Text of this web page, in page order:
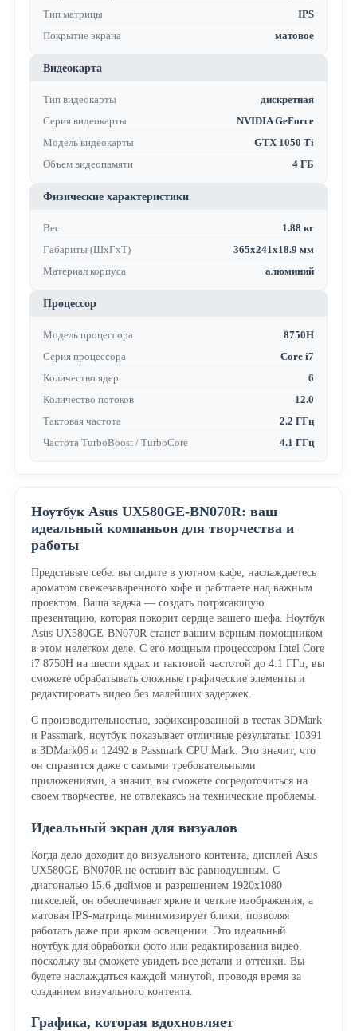
Тип матрицы
IPS
Покрытие экрана
матовое
Видеокарта
Тип видеокарты
дискретная
Серия видеокарты
NVIDIA GeForce
Модель видеокарты
GTX 1050 Ti
Объем видеопамяти
4 ГБ
Физические характеристики
Вес
1.88 кг
Габариты (ШхГхТ)
365x241x18.9 мм
Материал корпуса
алюминий
Процессор
Модель процессора
8750H
Серия процессора
Core i7
Количество ядер
6
Количество потоков
12.0
Тактовая частота
2.2 ГГц
Частота TurboBoost / TurboCore
4.1 ГГц
Ноутбук Asus UX580GE-BN070R: ваш
идеальный компаньон для творчества и
работы
Представьте себе: вы сидите в уютном кафе, наслаждаетесь
ароматом свежезаваренного кофе и работаете над важным
проектом. Ваша задача — создать потрясающую
презентацию, которая покорит сердце вашего шефа. Ноутбук
Asus UX580GE-BN070R станет вашим верным помощником
в этом нелегком деле. С его мощным процессором Intel Core
i7 8750H на шести ядрах и тактовой частотой до 4.1 ГГц, вы
сможете обрабатывать сложные графические элементы и
редактировать видео без малейших задержек.
С производительностью, зафиксированной в тестах 3DMark
и Passmark, ноутбук показывает отличные результаты: 10391
в 3DMark06 и 12492 в Passmark CPU Mark. Это значит, что
он справится даже с самыми требовательными
приложениями, а значит, вы сможете сосредоточиться на
своем творчестве, не отвлекаясь на технические проблемы.
Идеальный экран для визуалов
Когда дело доходит до визуального контента, дисплей Asus
UX580GE-BN070R не оставит вас равнодушным. С
диагональю 15.6 дюймов и разрешением 1920x1080
пикселей, он обеспечивает яркие и четкие изображения, а
матовая IPS-матрица минимизирует блики, позволяя
работать даже при ярком освещении. Это идеальный
ноутбук для обработки фото или редактирования видео,
поскольку вы сможете увидеть все детали и оттенки. Вы
будете наслаждаться каждой минутой, проводя время за
созданием визуального контента.
Графика, которая вдохновляет